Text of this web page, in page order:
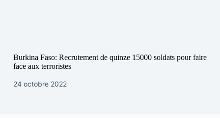
Burkina Faso: Recrutement de quinze 15000 soldats pour faire
face aux terroristes
24 octobre 2022